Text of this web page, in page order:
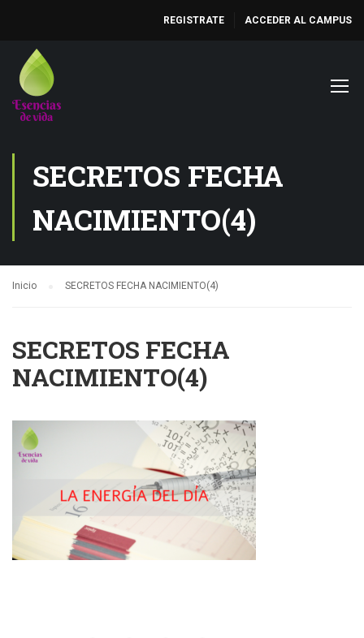
REGISTRATE ACCEDER AL CAMPUS
SECRETOS FECHA
NACIMIENTO(4)
Inicio SECRETOS FECHA NACIMIENTO(4)
SECRETOS FECHA
NACIMIENTO(4)